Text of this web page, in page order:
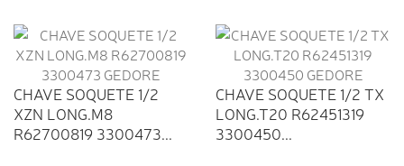
CHAVE SOQUETE 1/2
XZN LONG.M8
R62700819 3300473...
CHAVE SOQUETE 1/2 TX
LONG.T20 R62451319
3300450...